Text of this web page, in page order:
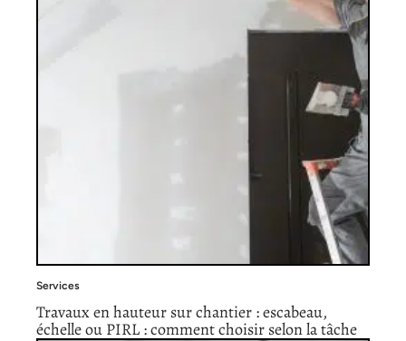
Services
Travaux en hauteur sur chantier : escabeau,
échelle ou PIRL : comment choisir selon la tâche